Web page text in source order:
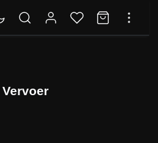
Vervoer